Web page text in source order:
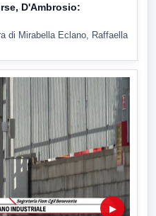
D'Ambrosio:
di Mirabella Eclano, Raffaella
▶